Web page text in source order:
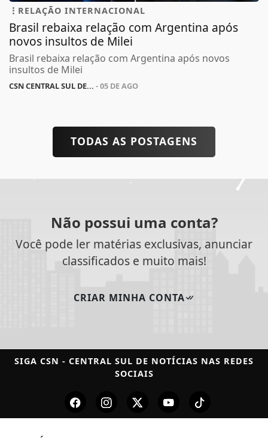
RELAÇÃO INTERNACIONAL
Brasil rebaixa relação com Argentina após
novos insultos de Milei
Brasil rebaixa relação com Argentina após novos
insultos de Milei
CSN CENTRAL SUL DE... - 05 DE AGO
TODAS AS POSTAGENS
Não possui uma conta?
Você pode ler matérias exclusivas, anunciar
classificados e muito mais!
CRIAR MINHA CONTA
SIGA CSN - CENTRAL SUL DE NOTÍCIAS NAS REDES
SOCIAIS